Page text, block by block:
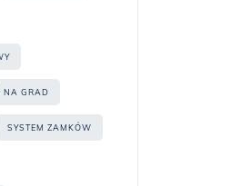
NA GRAD
SYSTEM ZAMKÓW